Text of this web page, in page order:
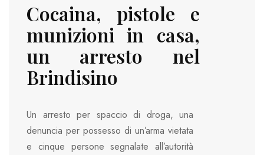
Cocaina, pistole e
munizioni in casa,
un arresto nel
Brindisino
Un arresto per spaccio di droga, una
denuncia per possesso di un’arma vietata
e cinque persone segnalate all’autorità